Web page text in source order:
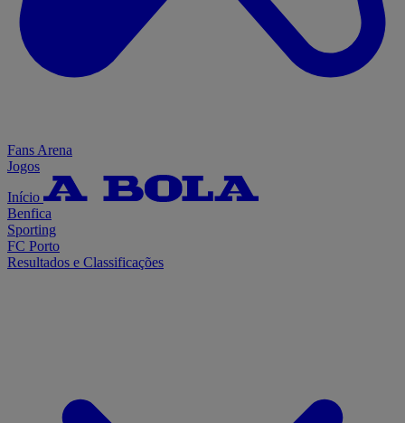
Fans Arena
Jogos
Início
Benfica
Sporting
FC Porto
Resultados e Classificações